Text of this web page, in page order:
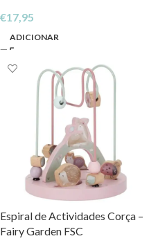
€17,95
ADICIONAR
Espiral de Actividades Corça –
Fairy Garden FSC